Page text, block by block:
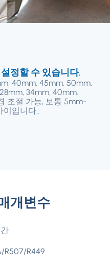
정할 수 있습니다.
40mm, 45mm, 50mm.
34mm, 40mm.
조절 가능, 보통 5mm-
이입니다..
개변수
R507/R449